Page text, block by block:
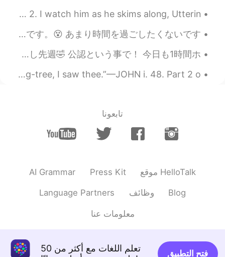
How delicious they look! The UK has an
amazing chef!
Bikki
2020.10.05 12:47
The left one on the center looks
EN
JP
KR
CN
@Kensuke
もっと頑張ります😌
全部美味しそうですね！！🤤
The Sandpiper by Celia Laighton Thaxter. Part 2 of 2. I watch him as he skims along, Utterin...
岐阜公園です。😎 自転車で名古屋から岐阜公園に来ました。39キロです。😁 ここ何か食べようと思ってますが、近くでどのレストランで食べようかわからないです。😵 あまり時間を過ごしたくないです...
良い天気だねー Share a drink Go have some fun 🥰 近所のパーキングが私の遊園地にw 警察も勝手にしてって感じだったし先週🤣 公認という事で！ 今日も1時間ホ...
I saw Thee by Ray Palmer. “When thou wast under the fig-tree, I saw thee.”—JOHN i. 48. Part 2 o...
تابعونا
AI Grammar Press Kit موقع HelloTalk
Language Partners وظائف Blog
معلومات عنا
تعلم اللغات مع أكثر من 50
فتح التطبيق